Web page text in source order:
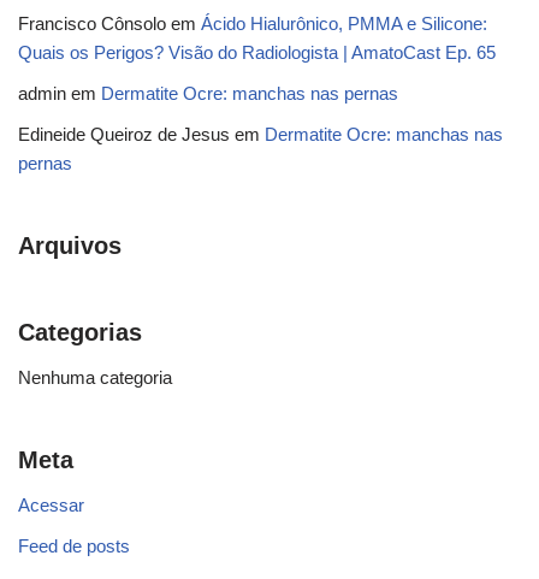
Francisco Cônsolo em Ácido Hialurônico, PMMA e Silicone:
Quais os Perigos? Visão do Radiologista | AmatoCast Ep. 65
admin em Dermatite Ocre: manchas nas pernas
Edineide Queiroz de Jesus em Dermatite Ocre: manchas nas
pernas
Arquivos
Categorias
Nenhuma categoria
Meta
Acessar
Feed de posts